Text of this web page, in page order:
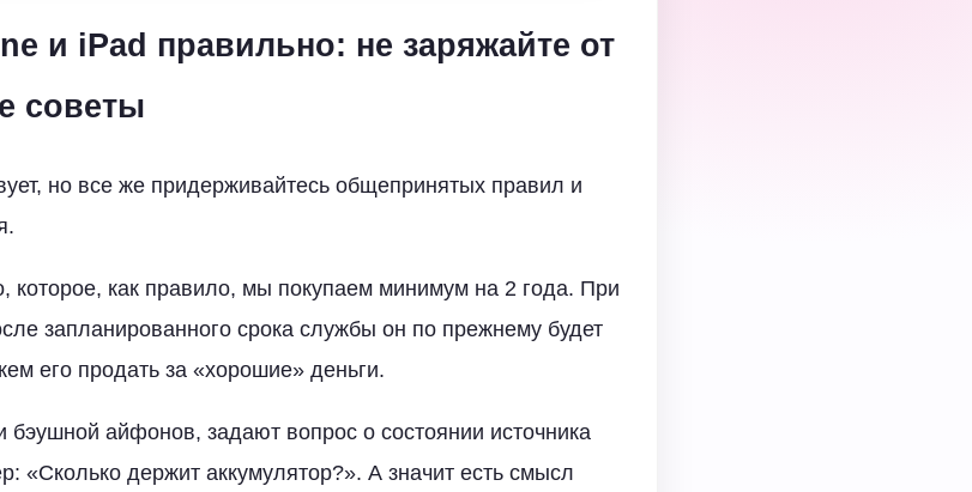
и iPad правильно: не заряжайте от
советы
но все же придерживайтесь общепринятых правил и
которое, как правило, мы покупаем минимум на 2 года. При
запланированного срока службы он по прежнему будет
его продать за «хорошие» деньги.
айфонов, задают вопрос о состоянии источника
«Сколько держит аккумулятор?». А значит есть смысл